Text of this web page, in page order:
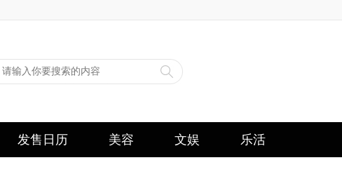
发售日历 美容 文娱 乐活